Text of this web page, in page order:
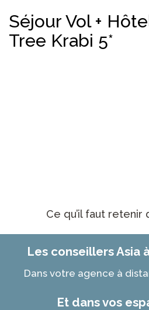
Séjour Vol +
Tree Krabi 5*
Ce qu’il faut retenir
Les conseillers Asia
Dans votre agence à
Et dans vos